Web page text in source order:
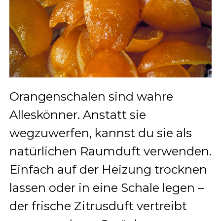
Orangenschalen sind wahre
Alleskönner. Anstatt sie
wegzuwerfen, kannst du sie als
natürlichen Raumduft verwenden.
Einfach auf der Heizung trocknen
lassen oder in eine Schale legen –
der frische Zitrusduft vertreibt